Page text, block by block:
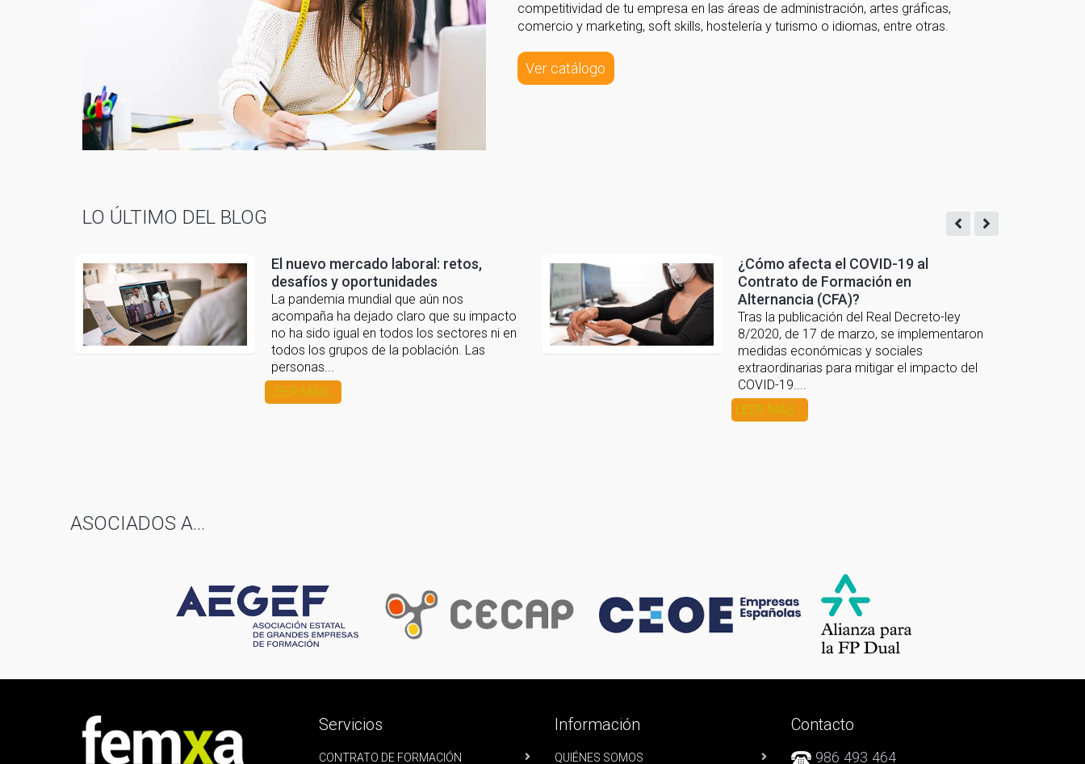
competitividad de tu empresa en las áreas de administración, artes gráficas,
comercio y marketing, soft skills, hostelería y turismo o idiomas, entre otras.
Ver catálogo
LO ÚLTIMO DEL BLOG
El nuevo mercado laboral: retos,
desafíos y oportunidades
La pandemia mundial que aún nos
acompaña ha dejado claro que su impacto
no ha sido igual en todos los sectores ni en
todos los grupos de la población. Las
personas...
LEER MÁS...
¿Cómo afecta el COVID-19 al
Contrato de Formación en
Alternancia (CFA)?
Tras la publicación del Real Decreto-ley
8/2020, de 17 de marzo, se implementaron
medidas económicas y sociales
extraordinarias para mitigar el impacto del
COVID-19....
LEER MÁS...
ASOCIADOS A...
Servicios
CONTRATO DE FORMACIÓN
Información
QUIÉNES SOMOS
Contacto
986 493 464